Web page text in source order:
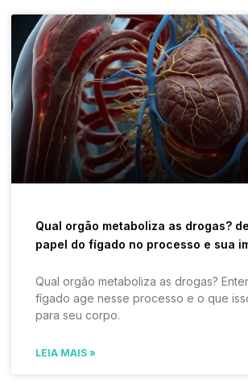
Qual orgão metaboliza as drogas?
papel do fígado no processo e sua
Qual orgão metaboliza as drogas?
fígado age nesse processo e o que
para seu corpo.
LEIA MAIS »